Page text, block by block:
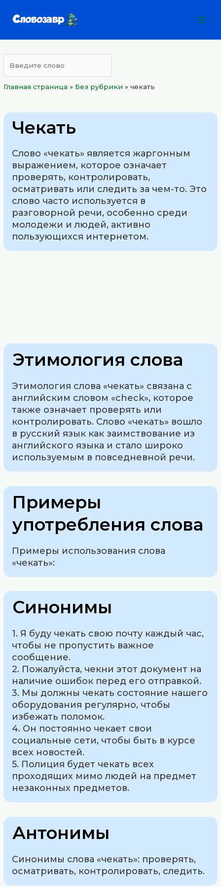
Главная страница » Без рубрики »чекать
Чекать
Слово «чекать» является жаргонным
выражением, которое означает
проверять, контролировать,
осматривать или следить за чем-то. Это
слово часто используется в
разговорной речи, особенно среди
молодежи и людей, активно
пользующихся интернетом.
Этимология слова
Этимология слова «чекать» связана с
английским словом «check», которое
также означает проверять или
контролировать. Слово «чекать» вошло
в русский язык как заимствование из
английского языка и стало широко
используемым в повседневной речи.
Примеры
употребления слова
Примеры использования слова
«чекать»:
Синонимы
1. Я буду чекать свою почту каждый час,
чтобы не пропустить важное
сообщение.
2. Пожалуйста, чекни этот документ на
наличие ошибок перед его отправкой.
3. Мы должны чекать состояние нашего
оборудования регулярно, чтобы
избежать поломок.
4. Он постоянно чекает свои
социальные сети, чтобы быть в курсе
всех новостей.
5. Полиция будет чекать всех
проходящих мимо людей на предмет
незаконных предметов.
Антонимы
Синонимы слова «чекать»: проверять,
осматривать, контролировать, следить.